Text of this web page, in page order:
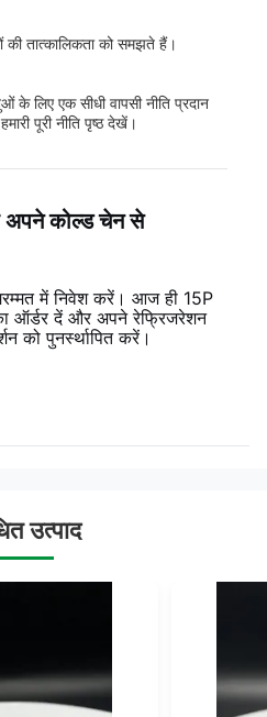
की तात्कालिकता को समझते हैं।
लिए एक सीधी वापसी नीति प्रदान
पूरी नीति पृष्ठ देखें।
अपने कोल्ड चेन से
में निवेश करें। आज ही 15P
ऑर्डर दें और अपने रेफ्रिजरेशन
को पुनर्स्थापित करें।
उत्पाद